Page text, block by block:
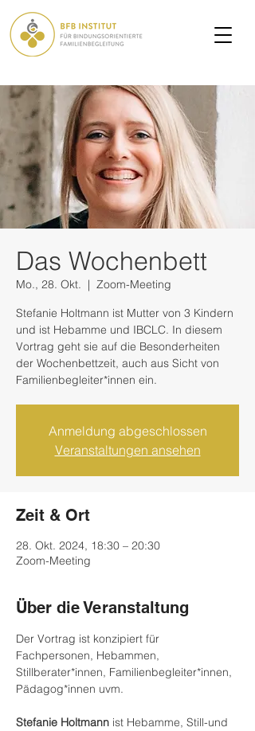
Das Wochenbett
Mo., 28. Okt.
  |
Zoom-Meeting
Stefanie Holtmann ist Mutter von 3 Kindern
und ist Hebamme und IBCLC. In diesem
Vortrag geht sie auf die Besonderheiten
der Wochenbettzeit, auch aus Sicht von
Familienbegleiter*innen ein.
Anmeldung abgeschlossen
Veranstaltungen ansehen
Zeit & Ort
28. Okt. 2024, 18:30 – 20:30
Zoom-Meeting
Über die Veranstaltung
Der Vortrag ist konzipiert für
Fachpersonen, Hebammen,
Stillberater*innen, Familienbegleiter*innen,
Pädagog*innen uvm.
Stefanie Holtmann ist Hebamme, Still-und